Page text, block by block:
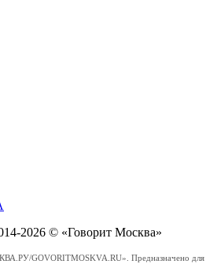
2026 © «Говорит Москва»
GOVORITMOSKVA.RU». Предназначено для